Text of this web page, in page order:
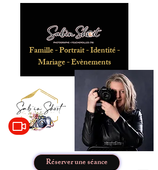
Famille - Portrait - Identité -
Mariage - Evènements
Réserver une séance